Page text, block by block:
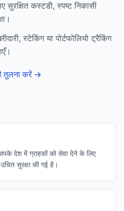
सुरक्षित कस्टडी, स्पष्ट निकासी
स्टेकिंग या पोर्टफोलियो ट्रैकिंग
तुलना करें →
देश में ग्राहकों को सेवा देने के लिए
सुरक्षा की गई है।